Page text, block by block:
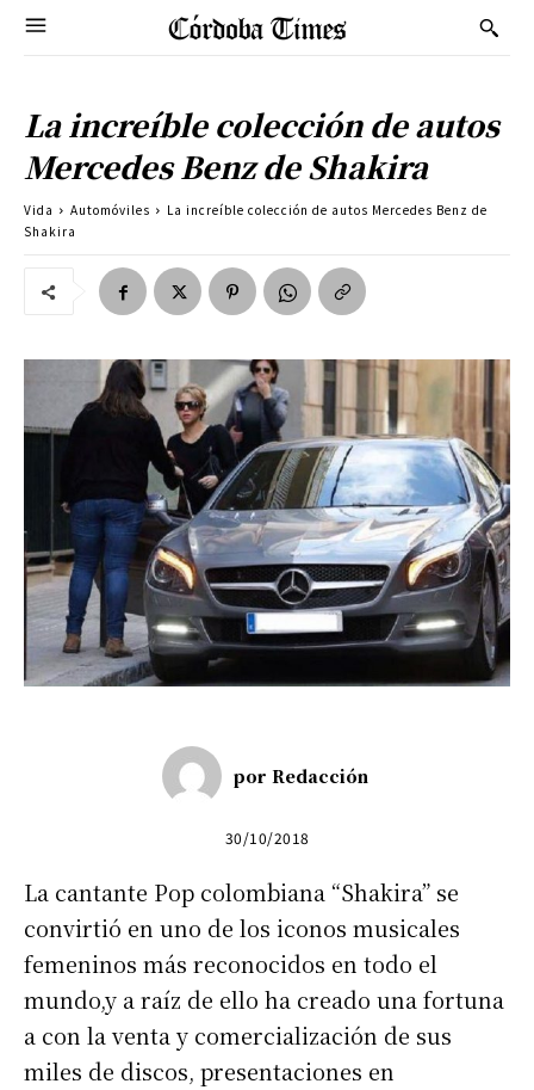
La increíble colección de autos
Mercedes Benz de Shakira
Vida Automóviles
La increíble colección de autos Mercedes Benz de
Shakira
por Redacción
30/10/2018
La cantante Pop colombiana “Shakira” se
convirtió en uno de los iconos musicales
femeninos más reconocidos en todo el
mundo,y a raíz de ello ha creado una fortuna
a con la venta y comercialización de sus
miles de discos, presentaciones en